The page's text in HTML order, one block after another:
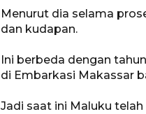
Menurut dia selama
dan kudapan.
Ini berbeda dengan
di Embarkasi Makassar
Jadi saat ini Maluku